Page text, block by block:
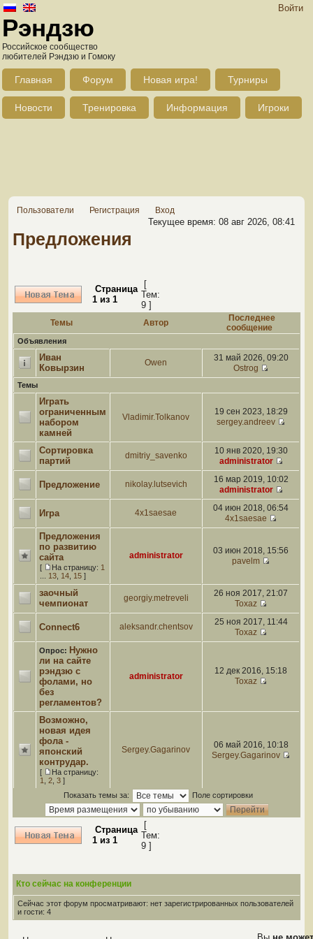
Войти
Рэндзю
Российское сообщество
любителей Рэндзю и Гомоку
Главная Форум Новая игра! Турниры
Новости Тренировка Информация Игроки
Пользователи Регистрация Вход
Текущее время: 08 авг 2026, 08:41
Предложения
Страница
1 из 1
[
Тем:
9 ]
Темы Автор
Последнее
сообщение
Объявления
Иван
Ковырзин
Owen
31 май 2026, 09:20
Ostrog
Темы
Играть
ограниченным
набором
камней
Vladimir.Tolkanov
19 сен 2023, 18:29
sergey.andreev
Сортировка
партий
dmitriy_savenko
10 янв 2020, 19:30
administrator
Предложение nikolay.lutsevich
16 мар 2019, 10:02
administrator
Игра 4x1saesae
04 июн 2018, 06:54
4x1saesae
Предложения
по развитию
сайта
[ На страницу: 1
13 14 15 ]
administrator
03 июн 2018, 15:56
pavelm
заочный
чемпионат
georgiy.metreveli
26 ноя 2017, 21:07
Toxaz
Connect6 aleksandr.chentsov
25 ноя 2017, 11:44
Toxaz
Опрос: Нужно
ли на сайте
рэндзю с
фолами, но
без
регламентов?
administrator
12 дек 2016, 15:18
Toxaz
Возможно,
новая идея
фола -
японский
контрудар.
[
На страницу:
1
2 3 ]
Sergey.Gagarinov
06 май 2016, 10:18
Sergey.Gagarinov
Показать темы за: Поле сортировки
Страница
1 из 1
[
Тем:
9 ]
Кто сейчас на конференции
Сейчас этот форум просматривают: нет зарегистрированных пользователей
и гости: 4